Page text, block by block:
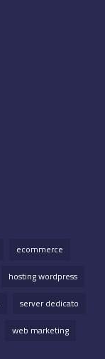
ecommerce
hosting wordpress
server dedicato
web marketing